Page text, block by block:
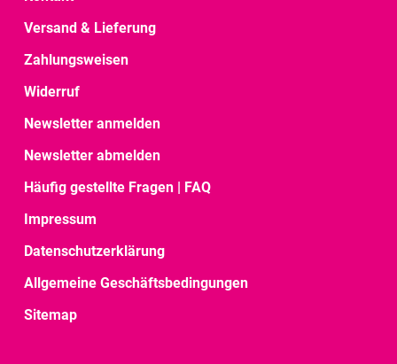
Versand & Lieferung
Zahlungsweisen
Widerruf
Newsletter anmelden
Newsletter abmelden
Häufig gestellte Fragen | FAQ
Impressum
Datenschutzerklärung
Allgemeine Geschäftsbedingungen
Sitemap